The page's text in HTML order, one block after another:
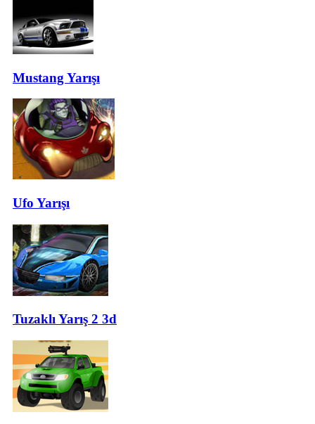
Mustang Yarışı
Ufo Yarışı
Tuzaklı Yarış 2 3d